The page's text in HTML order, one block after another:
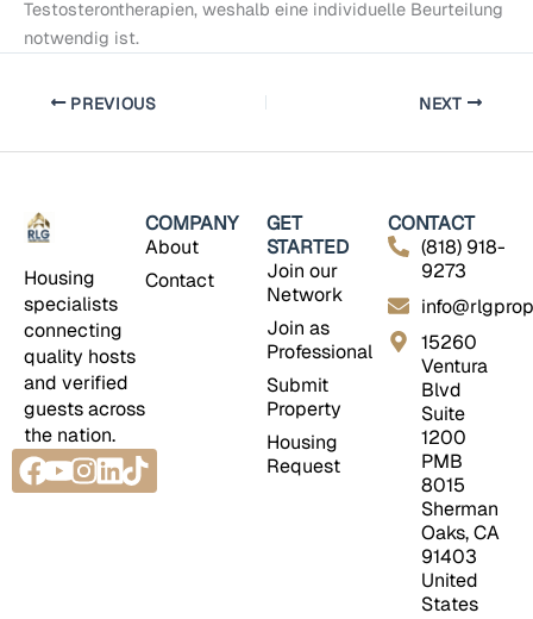
Testosterontherapien, weshalb eine individuelle Beurteilung
notwendig ist.
PREVIOUS NEXT
Housing
specialists
connecting
quality hosts
and verified
guests across
the nation.
Facebook
Youtube
Instagram
Linkedin
Tiktok
COMPANY
About
Contact
GET
STARTED
Join our
Network
Join as
Professional
Submit
Property
Housing
Request
CONTACT
(818) 918-
9273
15260
Ventura
Blvd
Suite
1200
PMB
8015
Sherman
Oaks, CA
91403
United
States